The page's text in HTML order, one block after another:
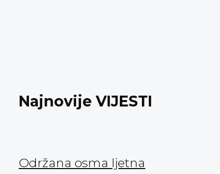
Najnovije VIJESTI
Održana osma ljetna